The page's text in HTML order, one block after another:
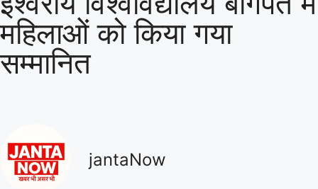
वर्ल्ड रिकॉर्ड की खुशी से गूंजा माय भारत केंद्र, युवाओं
ने कहा- यह हमारी पीढ़ी की उपलब्धि
में जब दिखे बागपत के अमन, गर्व से भर उठा यूपी
महिलाओं को किया गया
सम्मानित
jantaNow